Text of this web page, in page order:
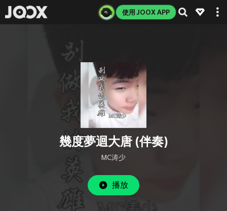
使用 JOOX APP
幾度夢迴大唐 (伴奏)
MC涛少
播放